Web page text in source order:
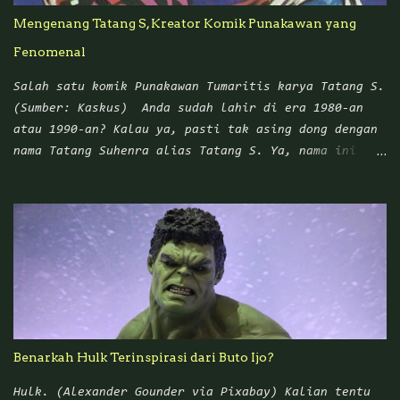
Mengenang Tatang S, Kreator Komik Punakawan yang
Fenomenal
Salah satu komik Punakawan Tumaritis karya Tatang S.
(Sumber: Kaskus) Anda sudah lahir di era 1980-an
atau 1990-an? Kalau ya, pasti tak asing dong dengan
nama Tatang Suhenra alias Tatang S. Ya, nama ini
Gareng, Bagong, dan Semar. Dalam sejarah pewayangan
di Nusantara, Punakawan digambarkan sebagai karakter
asli Jawa yang muncul di tengah cerita untuk
menghibur penonton sekaligus memberikan nasihat atau
wejangan yang bisa diterapkan di kehidupan sehari-
hari. Namun ketika Tatang S mengangkat para
maupun kekinian pada zaman itu menjadi topik
utamanya. Banyak ceritanya yang terinspirasi dari
Benarkah Hulk Terinspirasi dari Buto Ijo?
Hulk. (Alexander Gounder via Pixabay) Kalian tentu